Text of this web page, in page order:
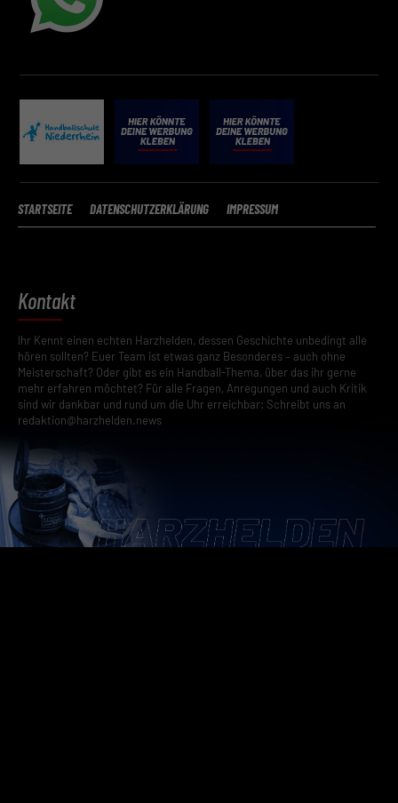
STARTSEITE DATENSCHUTZERKLÄRUNG IMPRESSUM
Kontakt
Ihr Kennt einen echten Harzhelden, dessen Geschichte unbedingt alle
hören sollten? Euer Team ist etwas ganz Besonderes – auch ohne
Meisterschaft? Oder gibt es ein Handball-Thema, über das ihr gerne
mehr erfahren möchtet? Für alle Fragen, Anregungen und auch Kritik
sind wir dankbar und rund um die Uhr erreichbar: Schreibt uns an
redaktion@harzhelden.news